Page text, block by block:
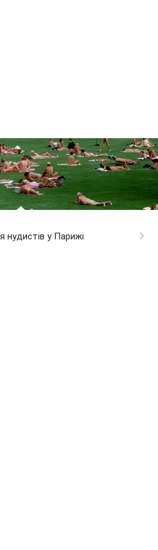
нудистів у Парижі